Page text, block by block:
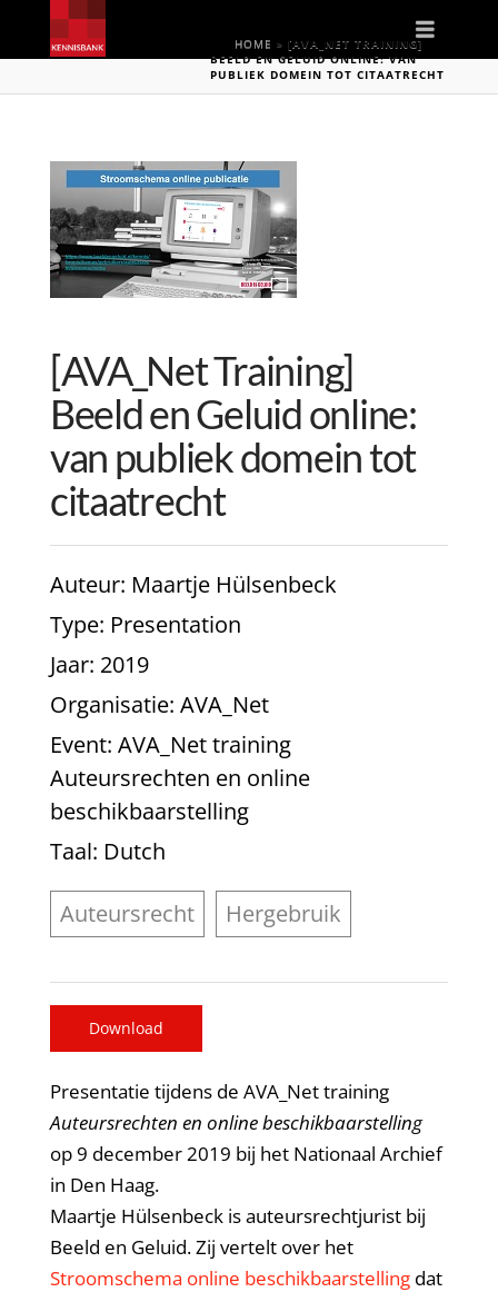
HOME » [AVA_NET TRAINING]
BEELD EN GELUID ONLINE: VAN
PUBLIEK DOMEIN TOT CITAATRECHT
[AVA_Net Training]
Beeld en Geluid online:
van publiek domein tot
citaatrecht
Auteur: Maartje Hülsenbeck
Type: Presentation
Jaar: 2019
Organisatie: AVA_Net
Event: AVA_Net training
Auteursrechten en online
beschikbaarstelling
Taal: Dutch
Auteursrecht Hergebruik
Download
Presentatie tijdens de AVA_Net training
Auteursrechten en online beschikbaarstelling
op 9 december 2019 bij het Nationaal Archief
in Den Haag.
Maartje Hülsenbeck is auteursrechtjurist bij
Beeld en Geluid. Zij vertelt over het
Stroomschema online beschikbaarstellingdat